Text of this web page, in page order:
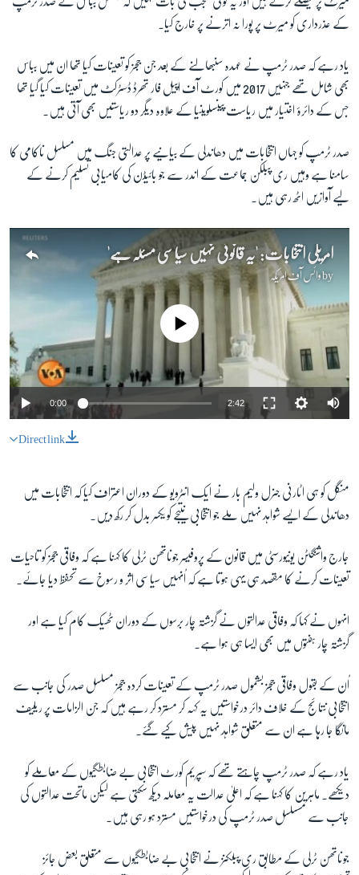
کے عذرداری کو میرٹ پر پورا نہ اترنے پر خارج کیا۔
یاد رہے کہ صدر ٹرمپ نے عہدہ سنبھالنے کے بعد جن ججز کو تعینات کیا تھا ان میں بباس
بھی شامل تھے جنہیں 2017 میں کورٹ آف اپیل فار تھرڈ ڈسٹرکٹ میں تعینات کیا گیا تھا
جس کے دائرۂ اختیار میں ریاست پینسلوینیا کے علاوہ دیگر دو ریاستیں بھی آتی ہیں۔
صدر ٹرمپ کو جہاں انتخابات میں دھاندلی کے بیانیے پر عدالتی جنگ میں مسلسل ناکامی کا
سامنا ہے وہیں ری پبلکن جماعت کے اندر سے جو بائیڈن کی کامیابی تسلیم کرنے کے
لیے آوازیں اٹھ رہی ہیں۔
امریکی انتخابات: 'یہ قانونی نہیں سیاسی مسئلہ ہے'
byوائس آف امریکہ
No media source currently available
0:00 2:42
Direct link
منگل کو ہی اٹارنی جنرل ولیم بار نے ایک انٹرویو کے دوران اعتراف کیا کہ انتخابات میں
دھاندلی کے ایسے شواہد نہیں ملے جو انتخابی نتیجے کو یکسر بدل کر رکھ دیں۔
جارج واشنگٹن یونیورسٹی میں قانون کے پروفیسر جوناتھن ٹرلی کا کہنا ہے کہ وفاقی ججز کو تاحیات
تعینات کرنے کا مقصد ہی یہی ہوتا ہے کہ اُنہیں سیاسی اثر و رسوخ سے تحفظ دیا جائے۔
انہوں نے کہا کہ وفاقی عدالتوں نے گزشتہ چار برسوں کے دوران ٹھیک کام کیا ہے اور
گزشتہ چار ہفتوں میں بھی ایسا ہی ہوا ہے۔
اُن کے بقول وفاقی ججز بشمول صدر ٹرمپ کے تعینات کردہ ججز مسلسل صدر کی جانب سے
انتخابی نتائج کے خلاف دائر درخواستیں یہ کہہ کر مسترد کر رہے ہیں کہ جن الزامات پر ریلیف
مانگا جا رہا ہے ان سے متعلق شواہد نہیں پیش کیے گئے۔
یاد رہے کہ صدر ٹرمپ چاہتے تھے کہ سپریم کورٹ انتخابی بے ضابطگیوں کے معاملے کو
دیکھے۔ ماہرین کا کہنا ہے کہ اعلیٰ عدالت یہ معاملہ دیکھ سکتی ہے لیکن ماتحت عدالتوں کی
جانب سے مسسلسل صدر ٹرمپ کی درخواستیں مسترد ہو رہی ہیں۔
جوناتھن ٹرلی کے مطابق ری پبلکنز نے انتخابی بے ضابطگیوں سے متعلق بعض جائز